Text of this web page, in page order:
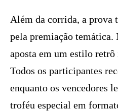
Além da corrida, a prova
pela premiação temática.
aposta em um estilo retrô
Todos os participantes
enquanto os vencedores
troféu especial em